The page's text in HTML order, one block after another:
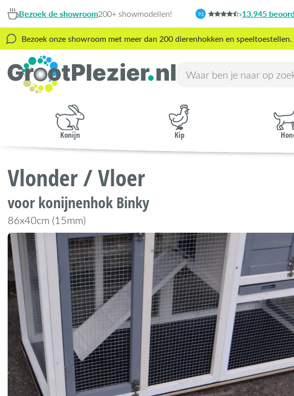
Bezoek de showroom200+ showmodellen! 9,1 »13.945
Bezoek onze showroom met meer dan 200 dierenhokken en
Konijn Kip
Vlonder / Vloer
voor konijnenhok Binky
86x40cm (15mm)